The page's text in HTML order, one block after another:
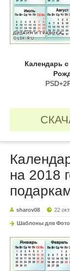
Календарь
на 2018
sharov08 22
Шаблоны для